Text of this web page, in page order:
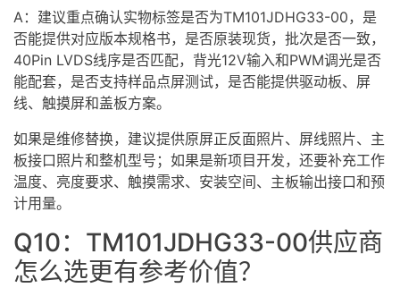
A：建议重点确认实物标签是否为TM101JDHG33-00，是
否能提供对应版本规格书，是否原装现货，批次是否一致，
40Pin LVDS线序是否匹配，背光12V输入和PWM调光是否
能配套，是否支持样品点屏测试，是否能提供驱动板、屏
线、触摸屏和盖板方案。
如果是维修替换，建议提供原屏正反面照片、屏线照片、主
板接口照片和整机型号；如果是新项目开发，还要补充工作
温度、亮度要求、触摸需求、安装空间、主板输出接口和预
计用量。
Q10：TM101JDHG33-00供应商
怎么选更有参考价值？